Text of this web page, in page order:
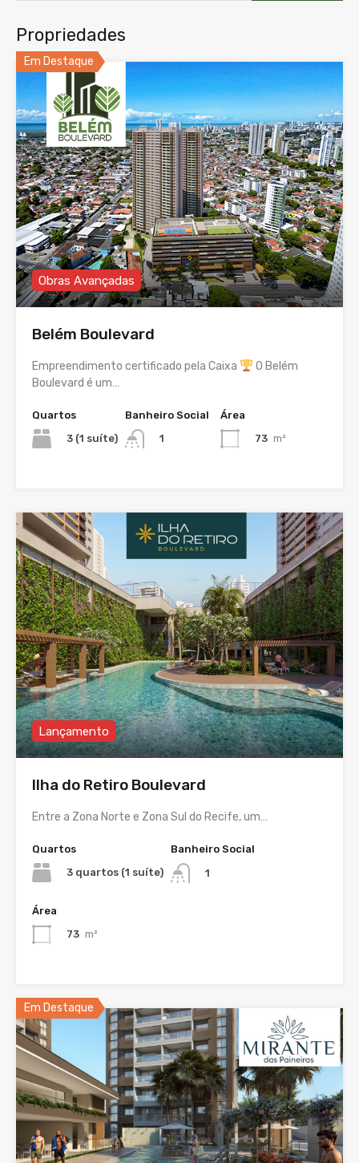
Propriedades
Em Destaque
Obras Avançadas
Belém Boulevard
Empreendimento certificado pela Caixa
O Belém
Boulevard é um…
Quartos
3 (1 suíte)
Banheiro Social
1
Área
73 m²
Lançamento
Ilha do Retiro Boulevard
Entre a Zona Norte e Zona Sul do Recife, um…
Quartos
3 quartos (1 suíte)
Banheiro Social
1
Área
73 m²
Em Destaque